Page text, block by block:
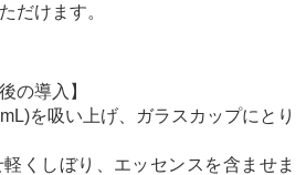
だけます。
の導入】
を吸い上げ、ガラスカップにとり
くしぼり、エッセンスを含ませま